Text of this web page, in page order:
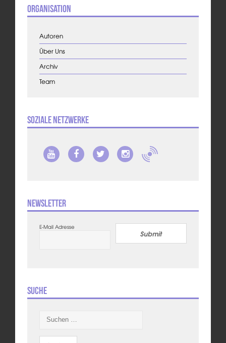
Organisation
Autoren
Über Uns
Archiv
Team
Soziale Netzwerke
Newsletter
E-Mail Adresse
Submit
Suche
nach: